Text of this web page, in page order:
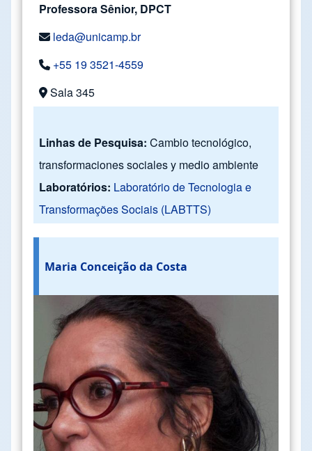
Professora Sênior, DPCT
leda@unicamp.br
+55 19 3521-4559
Sala 345
Linhas de Pesquisa: Cambio tecnológico,
transformaciones sociales y medio ambiente
Laboratórios: Laboratório de Tecnologia e
Transformações Sociais (LABTTS)
Maria Conceição da Costa